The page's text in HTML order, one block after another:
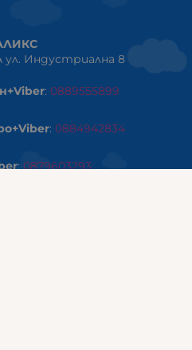
ул. Индустриална 8
: 0889555899
: 0884942834
:0879603293